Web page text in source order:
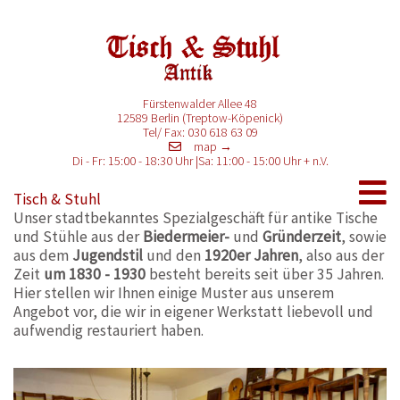
Fürstenwalder Allee 48
12589 Berlin (Treptow-Köpenick)
Tel/ Fax: 030 618 63 09
map →
Di - Fr: 15:00 - 18:30 Uhr Sa: 11:00 - 15:00 Uhr
Tisch & Stuhl
Unser stadtbekanntes Spezialgeschäft für antike Tische
und Stühle aus derBiedermeier- und Gründerzeit, sowie
aus dem Jugendstil und den 1920er Jahren, also aus der
Zeit um 1830 - 1930 besteht bereits seit über 35 Jahren.
Hier stellen wir Ihnen einige Muster aus unserem
Angebot vor, die wir in eigener Werkstatt liebevoll und
aufwendig restauriert haben.